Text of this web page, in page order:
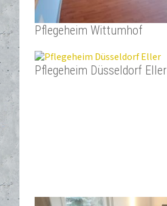
Pflegeheim Wittumhof
Pflegeheim Düsseldorf Eller